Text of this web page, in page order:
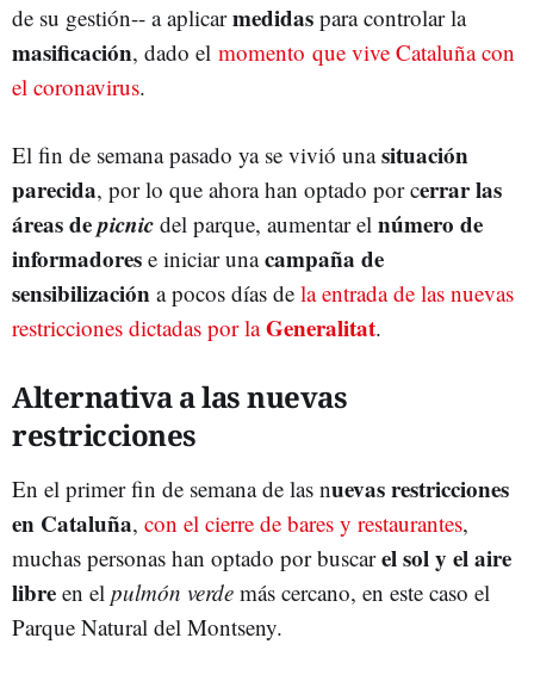
de su gestión-- a aplicarmedidas para controlar la
masificación, dado el momento que vive Cataluña con
el coronavirus.
El fin de semana pasado ya se vivió unasituación
parecida, por lo que ahora han optado por cerrar las
áreas depicnic del parque, aumentar el número de
informadores e iniciar unacampaña de
sensibilización a pocos días de la entrada de las nuevas
restricciones dictadas por laGeneralitat.
Alternativa a las nuevas
restricciones
En el primer fin de semana de las nuevas restricciones
en Cataluña, con el cierre de bares y restaurantes,
muchas personas han optado por buscarel sol y el aire
libre en el pulmón verde más cercano, en este caso el
Parque Natural del Montseny.